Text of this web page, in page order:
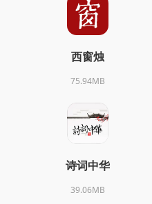
西窗烛
75.94MB
诗词中华
39.06MB